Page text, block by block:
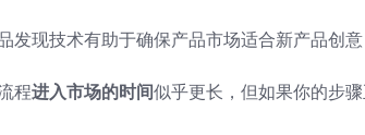
发现技术有助于确保产品市场适合新产品创意
程进入市场的时间似乎更长，但如果你的步